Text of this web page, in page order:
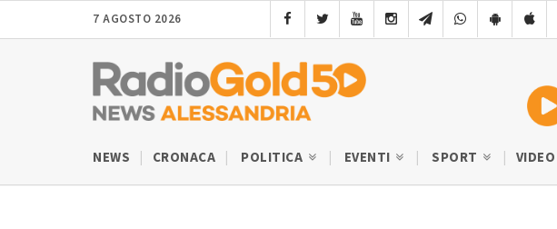
7 AGOSTO 2026
NEWS CRONACA POLITICA EVENTI SPORT VIDEO